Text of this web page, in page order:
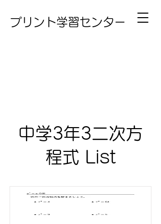
プリント学習センター
中学3年3二次方
程式 List